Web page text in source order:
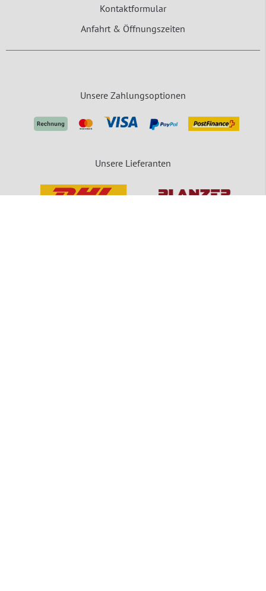
Kontaktformular
Anfahrt & Öffnungszeiten
Unsere Zahlungsoptionen
Unsere Lieferanten